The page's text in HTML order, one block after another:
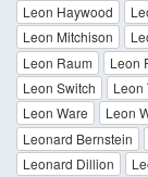
Leon Haywood
Leon Mitchison
Leon Raum
Leon
Leon Switch
Leon
Leon Ware
Leon
Leonard Bernstein
Leonard Dillion